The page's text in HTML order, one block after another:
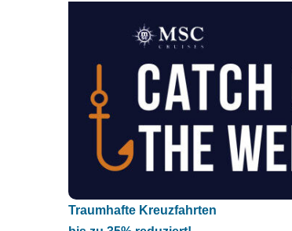
Traumhafte Kreuzfahrten